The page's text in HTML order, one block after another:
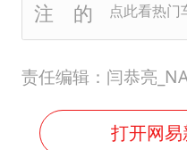
点此看热门
责任编辑：闫恭亮
打开网